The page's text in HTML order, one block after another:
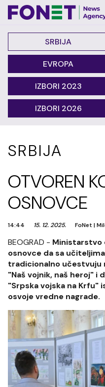
SRBIJA
EVROPA
IZBORI 2023
IZBORI 2026
SRBIJA
OTVOREN
OSNOVCE
14:44 15. 12. 2025. FoNet |
BEOGRAD - Ministarstvo
osnovce da sa
tradicionalno učestvuju
"Naš vojnik, naš heroj" i
"Srpska vojska na Krfu"
osvoje vredne nagrade.